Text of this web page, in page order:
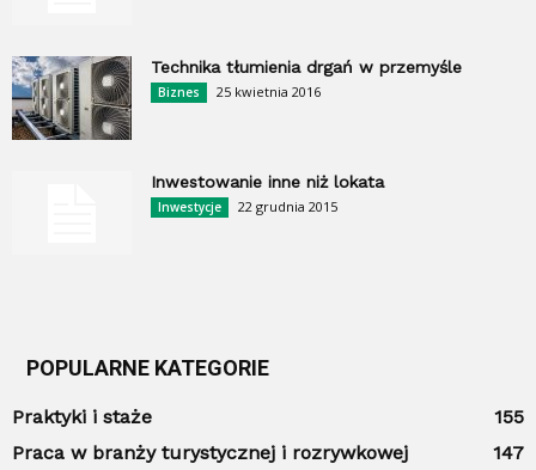
Technika tłumienia drgań w przemyśle
Biznes 25 kwietnia 2016
Inwestowanie inne niż lokata
Inwestycje 22 grudnia 2015
POPULARNE KATEGORIE
Praktyki i staże
155
Praca w branży turystycznej i rozrywkowej
147